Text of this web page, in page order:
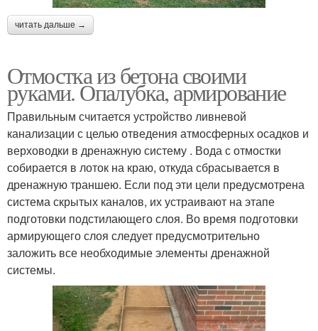
читать дальше →
Отмостка из бетона своими
руками. Опалубка, армирование
Правильным считается устройство ливневой
канализации с целью отведения атмосферных осадков и
верховодки в дренажную систему . Вода с отмостки
собирается в лоток на краю, откуда сбрасывается в
дренажную траншею. Если под эти цели предусмотрена
система скрытых каналов, их устраивают на этапе
подготовки подстилающего слоя. Во время подготовки
армирующего слоя следует предусмотрительно
заложить все необходимые элементы дренажной
системы.